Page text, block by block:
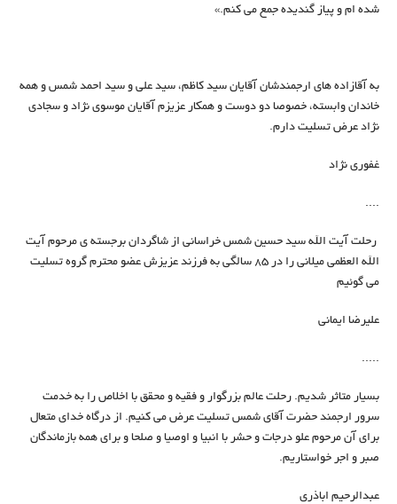
شده ام و پیاز گندیده جمع می کنم.»
به آقازاده های ارجمندشان آقایان سید کاظم، سید علی و سید احمد شمس و همه
خاندان وابسته، خصوصا دو دوست و همکار عزیزم آقایان موسوی نژاد و سجادی
نژاد عرض تسلیت دارم.
غفوری نژاد
....
رحلت آیت الله سید حسین شمس خراسانی از شاگردان برجسته ی مرحوم آیت
الله العظمی میلانی را در ۸۵ سالگی به فرزند عزیزش عضو محترم گروه تسلیت
می گوئیم
علیرضا ایمانی
.....
بسیار متاثر شدیم. رحلت عالم بزرگوار و فقیه و محقق با اخلاص را به خدمت
سرور ارجمند حضرت آقای شمس تسلیت عرض می کنیم. از درگاه خدای متعال
برای آن مرحوم علو درجات و حشر با انبیا و اوصیا و صلحا و برای همه بازماندگان
صبر و اجر خواستاریم.
عبدالرحیم اباذری